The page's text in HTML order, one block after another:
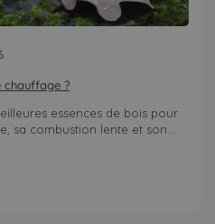
chauffage ?
essences de bois pour
sa combustion lente et son...